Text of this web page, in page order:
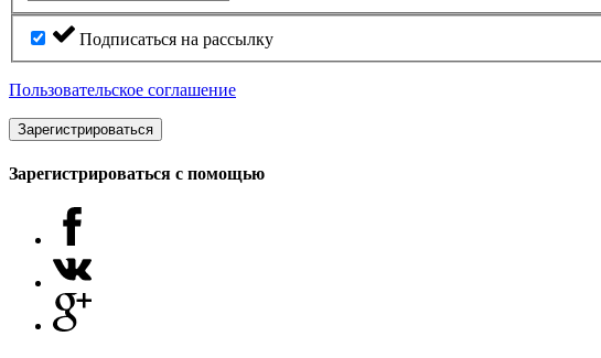
Подписаться на рассылку
Пользовательское соглашение
Зарегистрироваться
Зарегистрироваться с помощью